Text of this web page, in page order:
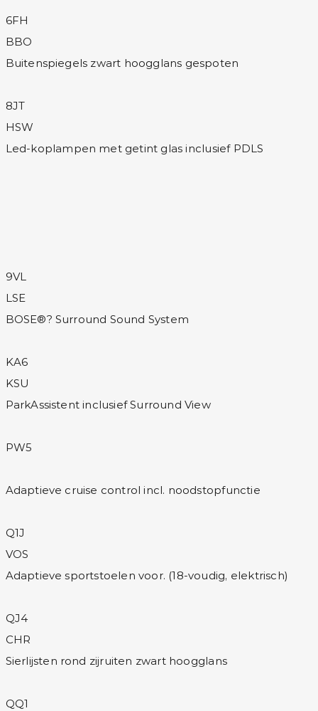
6FH
BBO
Buitenspiegels zwart hoogglans gespoten
8JT
HSW
Led-koplampen met getint glas inclusief PDLS
9VL
LSE
BOSE®? Surround Sound System
KA6
KSU
ParkAssistent inclusief Surround View
PW5
Adaptieve cruise control incl. noodstopfunctie
Q1J
VOS
Adaptieve sportstoelen voor. (18-voudig, elektrisch)
QJ4
CHR
Sierlijsten rond zijruiten zwart hoogglans
QQ1